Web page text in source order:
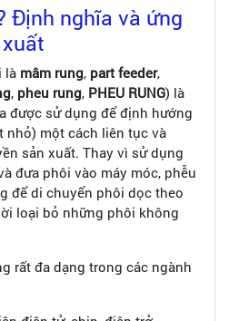
Định nghĩa và ứng
là mâm rung, part feeder,
, pheu rung, PHEU RUNG) là
được sử dụng để định hướng
nhỏ) một cách liên tục và
sản xuất. Thay vì sử dụng
đưa phôi vào máy móc, phễu
để di chuyển phôi dọc theo
loại bỏ những phôi không
rất đa dạng trong các ngành